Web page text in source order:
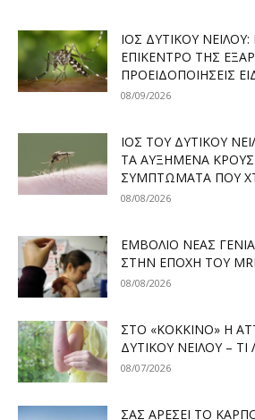
ΙΌΣ ΔΥΤΙΚΟΎ
ΕΠΊΚΕΝΤΡΟ ΤΗΣ
ΠΡΟΕΙΔΟΠΟΙΉΣΕΙΣ
08/09/2026
ΙΌΣ ΤΟΥ ΔΥΤΙΚΟΎ
ΤΑ ΑΥΞΗΜΈΝΑ
ΣΥΜΠΤΏΜΑΤΑ ΠΟΥ
08/08/2026
ΕΜΒΌΛΙΟ ΝΈΑΣ
ΣΤΗΝ ΕΠΟΧΉ ΤΟΥ
08/08/2026
ΣΤΟ «ΚΌΚΚΙΝΟ» Η
ΔΥΤΙΚΟΎ ΝΕΊΛΟΥ – ΤΙ
08/07/2026
ΣΑΣ ΑΡΈΣΕΙ ΤΟ